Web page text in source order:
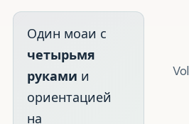
Один моаи с
четырьмя
руками и
ориентацией
на